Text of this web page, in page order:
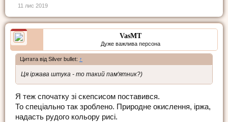
11 лис 2019
VasMT
Дуже важлива персона
Цитата від Silver bullet: ↑
Ця іржава штука - то такий пам'ятник?)
Я теж спочатку зі скепсисом поставився.
То спеціально так зроблено. Природне окислення, іржа,
надасть рудого кольору рисі.